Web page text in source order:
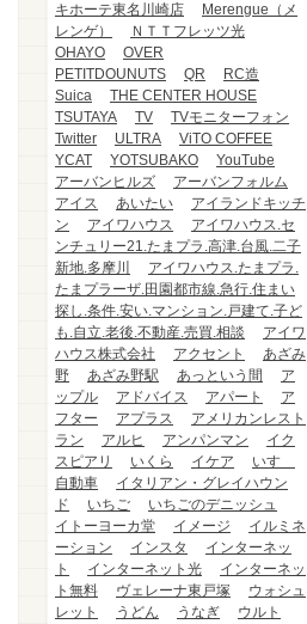
キホーテ東名川崎店
Merengue（メ
レンゲ）
ＮＴＴフレッツ光
OHAYO
OVER
PETITDOUNUTS
QR
RC造
Suica
THE CENTER HOUSE
TSUTAYA
TV
TVモニターフォン
Twitter
ULTRA
ViTO COFFEE
YCAT
YOTSUBAKO
YouTube
アーバンヒルズ
アーバンフォルム
アイス
あいたい
アイランドキッチ
ン
アイワハウス
アイワハウス.セ
ンチュリー21.たまプラ.高津.台風.二子
新地.多摩川
アイワハウス.たまプラ.
たまプラーザ.田園都市線.急行.住まい
探し.条件.安い.マンション.戸建て.子ど
も.自立.老後.不動産.売買.相談
アイワ
ハウス株式会社
アクセント
あざみ
野
あざみ野駅 あっという間
ア
ップル
アドバイス アパート
ア
フター
アプラス
アメリカンレスト
ラン
アルヒ アンパンマン
イク
スピアリ
いくら イケア
いすゞ
自動車
イタリアン・グレイハウン
ド
いちご
いちごのデニッシュ
イトーヨーカ堂
イメージ
イルミネ
ーション
インスタ
インターネッ
ト
インターネット光
インターネッ
ト無料
ヴェレーナ東戸塚
ウォシュ
レット
うどん うなぎ
ウルト